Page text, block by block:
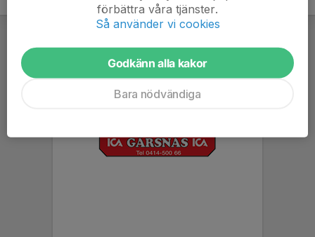
förbättra våra tjänster.
Så använder vi cookies
Godkänn alla kakor
Bara nödvändiga